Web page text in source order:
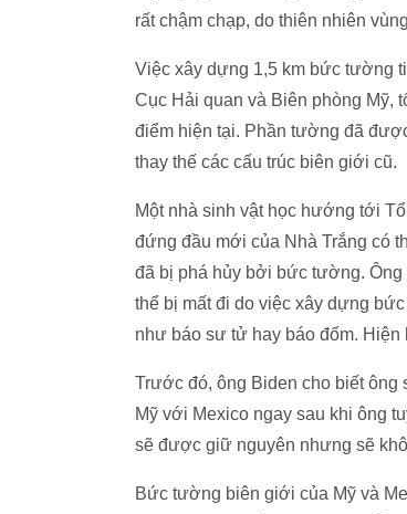
rất chậm chạp, do thiên nhiên
Việc xây dựng 1,5 km bức tường
Cục Hải quan và Biên phòng Mỹ,
điểm hiện tại. Phần tường đã
thay thế các cấu trúc biên giới cũ.
Một nhà sinh vật học hướng tới
đứng đầu mới của Nhà Trắng có
đã bị phá hủy bởi bức tường. Ông
thể bị mất đi do việc xây dựng
như báo sư tử hay báo đốm.
Trước đó, ông Biden cho biết
Mỹ với Mexico ngay sau khi ông
sẽ được giữ nguyên nhưng sẽ
Bức tường biên giới của Mỹ và